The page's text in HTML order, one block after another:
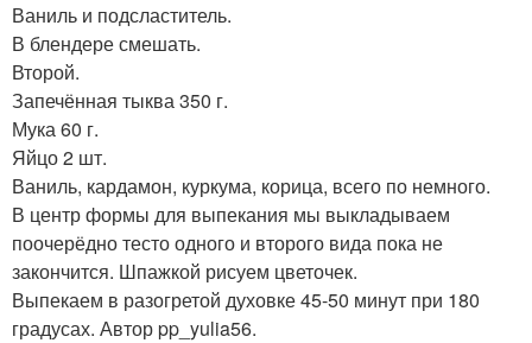
Ваниль и подсластитель.
В блендере смешать.
Второй.
Запечённая тыква 350 г.
Мука 60 г.
Яйцо 2 шт.
Ваниль, кардамон, куркума, корица, всего по немного.
В центр формы для выпекания мы выкладываем
поочерёдно тесто одного и второго вида пока не
закончится. Шпажкой рисуем цветочек.
Выпекаем в разогретой духовке 45-50 минут при 180
градусах. Автор pp_yulia56.